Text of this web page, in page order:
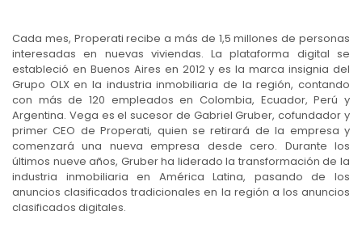
Cada mes, Properati recibe a más de 1,5 millones de personas
interesadas en nuevas viviendas. La plataforma digital se
estableció en Buenos Aires en 2012 y es la marca insignia del
Grupo OLX en la industria inmobiliaria de la región, contando
con más de 120 empleados en Colombia, Ecuador, Perú y
Argentina. Vega es el sucesor de Gabriel Gruber, cofundador y
primer CEO de Properati, quien se retirará de la empresa y
comenzará una nueva empresa desde cero. Durante los
últimos nueve años, Gruber ha liderado la transformación de la
industria inmobiliaria en América Latina, pasando de los
anuncios clasificados tradicionales en la región a los anuncios
clasificados digitales.